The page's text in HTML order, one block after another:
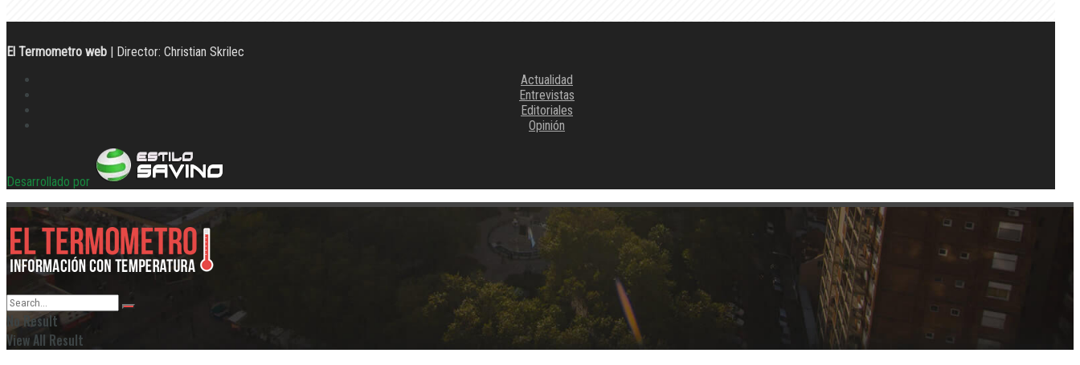
El Termometro web | Director: Christian Skrilec
Actualidad
Entrevistas
Editoriales
Opinión
Desarrollado por
No Result
View All Result